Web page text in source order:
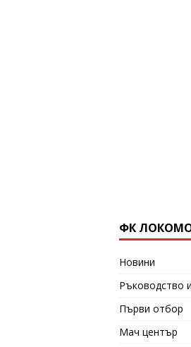
ФК
Новини
Ръководство
Първи отбор
Мач център